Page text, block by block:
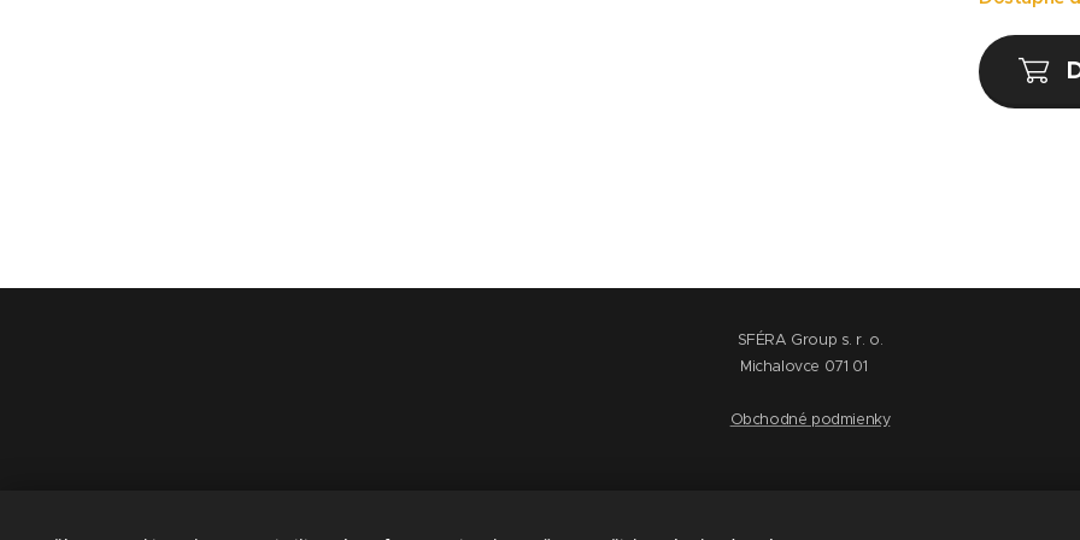
SFÉRA Group s. r. o.
Michalovce 071 01
Obchodné podmienky